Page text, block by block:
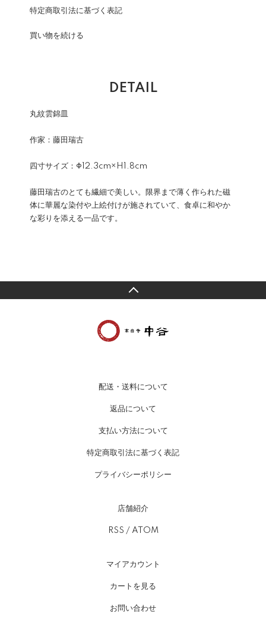
特定商取引法に基づく表記
買い物を続ける
DETAIL
丸紋雲錦皿
作家：藤田瑞古
四寸サイズ：Φ12.3cm×H1.8cm
藤田瑞古のとても繊細で美しい。限界まで薄く作られた磁
体に華麗な染付や上絵付けが施されていて、食卓に和やか
な彩りを添える一品です。
配送・送料について
返品について
支払い方法について
特定商取引法に基づく表記
プライバシーポリシー
店舗紹介
RSS / ATOM
マイアカウント
カートを見る
お問い合わせ